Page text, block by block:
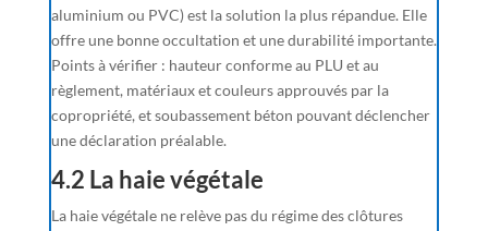
aluminium ou PVC) est la solution la plus répandue. Elle
offre une bonne occultation et une durabilité importante.
Points à vérifier : hauteur conforme au PLU et au
règlement, matériaux et couleurs approuvés par la
copropriété, et soubassement béton pouvant déclencher
une déclaration préalable.
4.2 La haie végétale
La haie végétale ne relève pas du régime des clôtures